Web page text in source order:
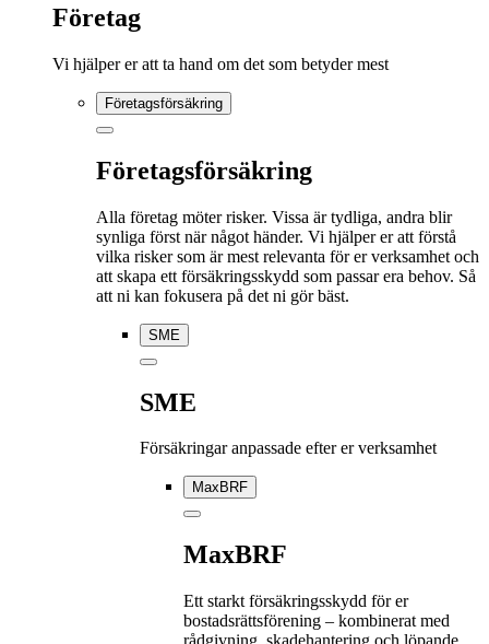
Företag
Vi hjälper er att ta hand om det som betyder mest
Företagsförsäkring
Företagsförsäkring
Alla företag möter risker. Vissa är tydliga, andra blir
synliga först när något händer. Vi hjälper er att förstå
vilka risker som är mest relevanta för er verksamhet och
att skapa ett försäkringsskydd som passar era behov. Så
att ni kan fokusera på det ni gör bäst.
SME
SME
Försäkringar anpassade efter er verksamhet
MaxBRF
MaxBRF
Ett starkt försäkringsskydd för er
bostadsrättsförening – kombinerat med